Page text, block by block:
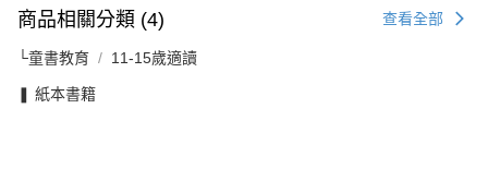
商品相關分類 (4) 查看全部
└童書教育 11-15歲適讀
❚ 紙本書籍